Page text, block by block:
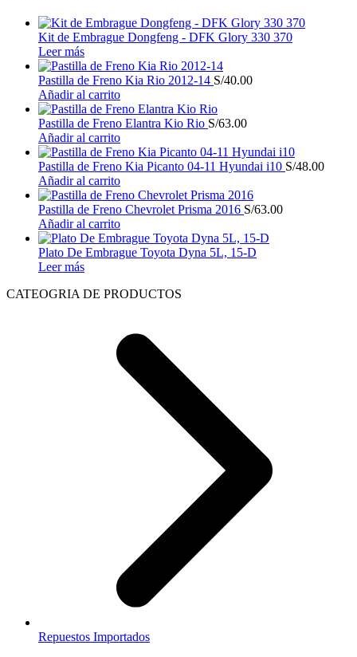
Kit de Embrague Dongfeng - DFK Glory 330 370
Leer más
Pastilla de Freno Kia Rio 2012-14 S/40.00
Añadir al carrito
Pastilla de Freno Elantra Kio Rio S/63.00
Añadir al carrito
Pastilla de Freno Kia Picanto 04-11 Hyundai i10 S/48.00
Añadir al carrito
Pastilla de Freno Chevrolet Prisma 2016 S/63.00
Añadir al carrito
Plato De Embrague Toyota Dyna 5L, 15-D
Leer más
CATEOGRIA DE PRODUCTOS
Repuestos Importados